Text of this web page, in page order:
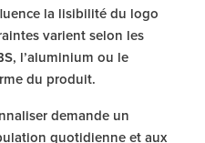
la lisibilité du logo
varient selon les
l’aluminium ou le
du produit.
demande un
quotidienne et aux